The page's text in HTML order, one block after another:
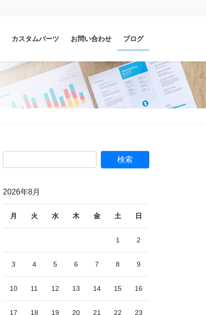
カスタムパーツ お問い合わせ ブログ
2026年8月
月 火 水 木 金 土 日
1 2
3 4 5 6 7 8 9
10 11 12 13 14 15 16
17 18 19 20 21 22 23